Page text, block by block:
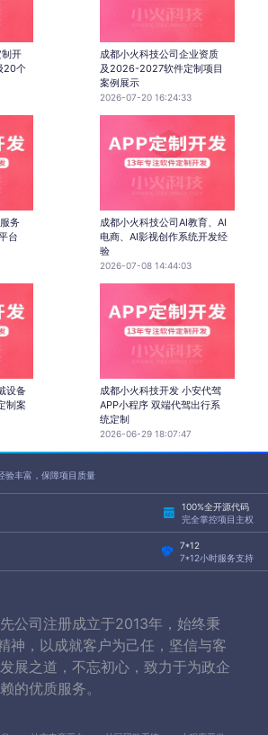
开
20个
成都小火科技公司企业资质
及2026-2027软件定制项目
案例展示
2026-07-20 16:24:33
务
台
成都小火科技公司AI教育、AI
电商、AI影视创作系统开发经
验
2026-07-08 14:44:03
设备
制案
成都小火科技开发 小安代驾
APP小程序 双端代驾出行系
统定制
2026-06-29 18:07:47
验丰富，保障项目质量
100%全开源代码
完全掌控项目主权
7*12
7*12小时服务支持
公司注册成立于2013年，始终秉
神，以成就客户为己任，坚信与客
展之道，不忘初心，致力于为政企
的优质服务。